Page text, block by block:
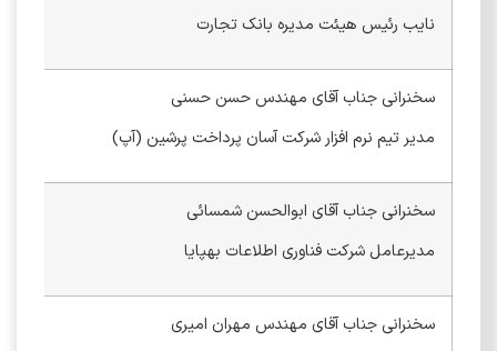
نایب رئیس هیئت مدیره بانک تجارت
سخنرانی جناب آقای مهندس حسن حسنی
مدیر تیم نرم افزار شرکت آسان پرداخت پرشین (آپ)
سخنرانی جناب آقای ابوالحسن شمسائی
مدیرعامل شرکت فناوری اطلاعات بهپایا
سخنرانی جناب آقای مهندس مهران امیری